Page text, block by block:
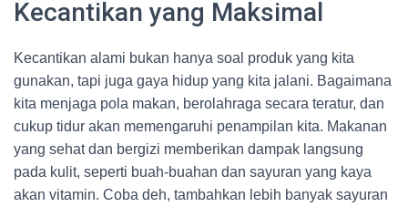
Kecantikan yang Maksimal
Kecantikan alami bukan hanya soal produk yang kita
gunakan, tapi juga gaya hidup yang kita jalani. Bagaimana
kita menjaga pola makan, berolahraga secara teratur, dan
cukup tidur akan memengaruhi penampilan kita. Makanan
yang sehat dan bergizi memberikan dampak langsung
pada kulit, seperti buah-buahan dan sayuran yang kaya
akan vitamin. Coba deh, tambahkan lebih banyak sayuran